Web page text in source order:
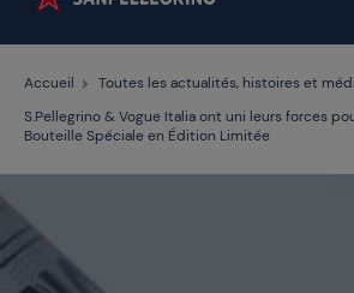
Accueil
Toutes les actualités, histoires et
S.Pellegrino & Vogue Italia ont uni leurs forces
Bouteille Spéciale en Édition Limitée